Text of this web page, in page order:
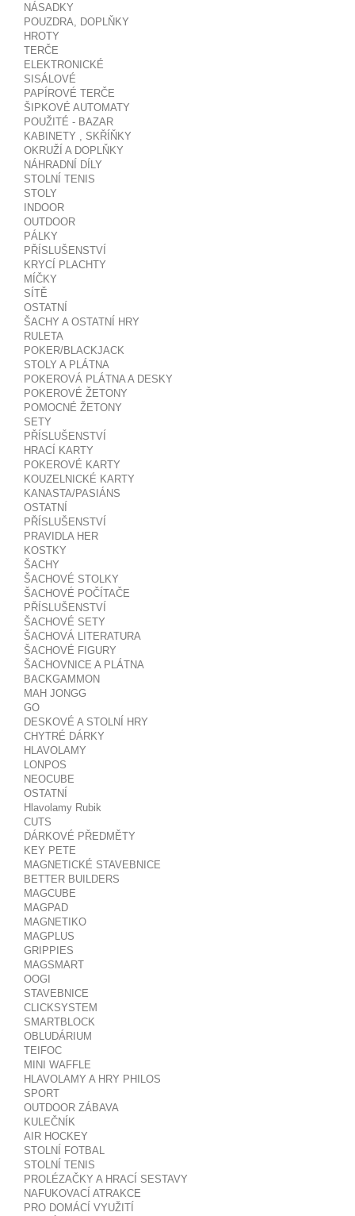
NÁSADKY
POUZDRA, DOPLŇKY
HROTY
TERČE
ELEKTRONICKÉ
SISÁLOVÉ
PAPÍROVÉ TERČE
ŠIPKOVÉ AUTOMATY
POUŽITÉ - BAZAR
KABINETY , SKŘÍŇKY
OKRUŽÍ A DOPLŇKY
NÁHRADNÍ DÍLY
STOLNÍ TENIS
STOLY
INDOOR
OUTDOOR
PÁLKY
PŘÍSLUŠENSTVÍ
KRYCÍ PLACHTY
MÍČKY
SÍTĚ
OSTATNÍ
ŠACHY A OSTATNÍ HRY
RULETA
POKER/BLACKJACK
STOLY A PLÁTNA
POKEROVÁ PLÁTNA A DESKY
POKEROVÉ ŽETONY
POMOCNÉ ŽETONY
SETY
PŘÍSLUŠENSTVÍ
HRACÍ KARTY
POKEROVÉ KARTY
KOUZELNICKÉ KARTY
KANASTA/PASIÁNS
OSTATNÍ
PŘÍSLUŠENSTVÍ
PRAVIDLA HER
KOSTKY
ŠACHY
ŠACHOVÉ STOLKY
ŠACHOVÉ POČÍTAČE
PŘÍSLUŠENSTVÍ
ŠACHOVÉ SETY
ŠACHOVÁ LITERATURA
ŠACHOVÉ FIGURY
ŠACHOVNICE A PLÁTNA
BACKGAMMON
MAH JONGG
GO
DESKOVÉ A STOLNÍ HRY
CHYTRÉ DÁRKY
HLAVOLAMY
LONPOS
NEOCUBE
OSTATNÍ
Hlavolamy Rubik
CUTS
DÁRKOVÉ PŘEDMĚTY
KEY PETE
MAGNETICKÉ STAVEBNICE
BETTER BUILDERS
MAGCUBE
MAGPAD
MAGNETIKO
MAGPLUS
GRIPPIES
MAGSMART
OOGI
STAVEBNICE
CLICKSYSTEM
SMARTBLOCK
OBLUDÁRIUM
TEIFOC
MINI WAFFLE
HLAVOLAMY A HRY PHILOS
SPORT
OUTDOOR ZÁBAVA
KULEČNÍK
AIR HOCKEY
STOLNÍ FOTBAL
STOLNÍ TENIS
PROLÉZAČKY A HRACÍ SESTAVY
NAFUKOVACÍ ATRAKCE
PRO DOMÁCÍ VYUŽITÍ